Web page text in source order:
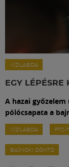
VÍZILABDA
EGY
A hazai győzelem
pólócsapata a
VÍZILABDA FTC-
BAJNOKI DÖNTŐ
Labdarúgás
Szakosztályok
Meccscenter
Klub